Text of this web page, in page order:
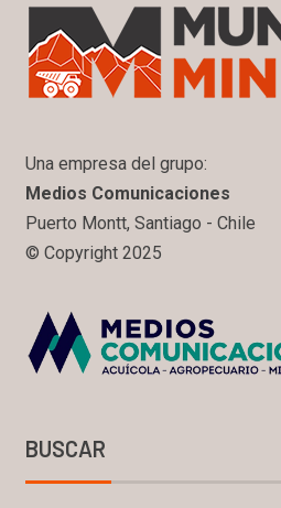
Una empresa del grupo:
Medios Comunicaciones
Puerto Montt, Santiago - Chile
© Copyright 2025
BUSCAR